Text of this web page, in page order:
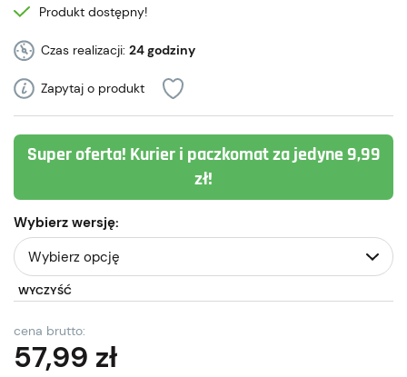
Produkt dostępny!
Czas realizacji: 24 godziny
Zapytaj o produkt
Super oferta! Kurier i paczkomat za jedyne 9,99
zł!
Wybierz wersję:
WYCZYŚĆ
cena brutto:
57,99 zł